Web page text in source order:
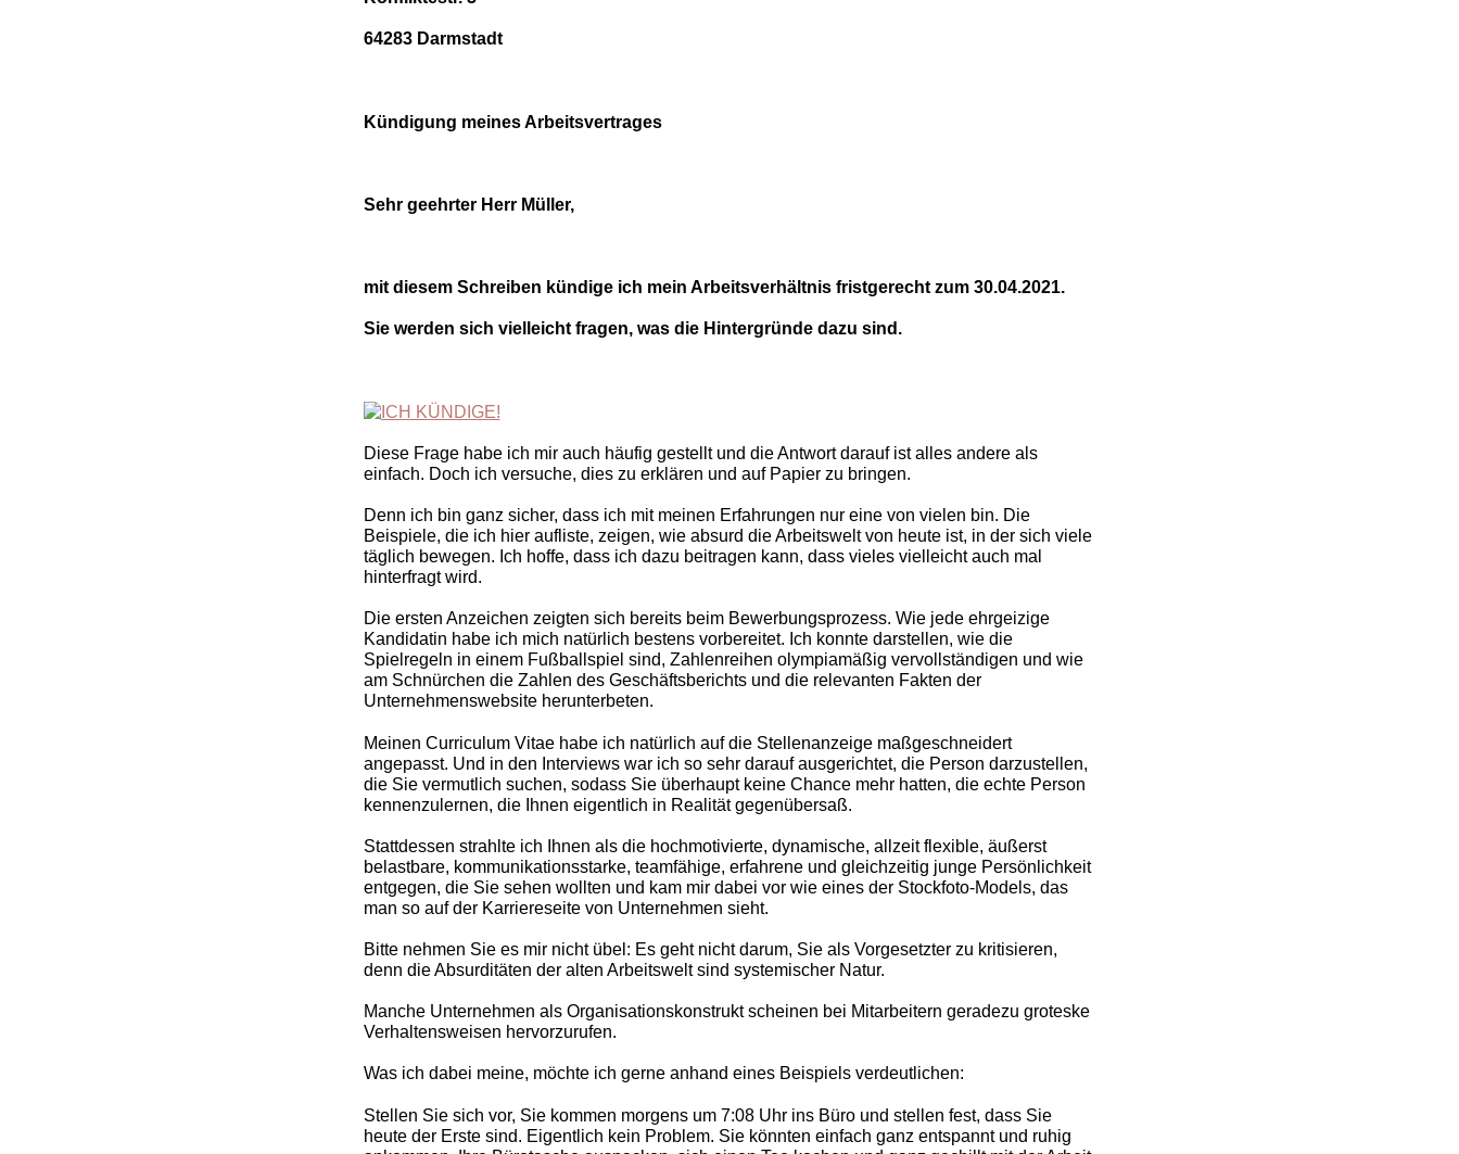
64283 Darmstadt
Kündigung meines Arbeitsvertrages
Sehr geehrter Herr Müller,
mit diesem Schreiben kündige ich mein Arbeitsverhältnis fristgerecht zum 30.04.2021.
Sie werden sich vielleicht fragen, was die Hintergründe dazu sind.
Diese Frage habe ich mir auch häufig gestellt und die Antwort darauf ist alles andere als
einfach. Doch ich versuche, dies zu erklären und auf Papier zu bringen.
Denn ich bin ganz sicher, dass ich mit meinen Erfahrungen nur eine von vielen bin. Die
Beispiele, die ich hier aufliste, zeigen, wie absurd die Arbeitswelt von heute ist, in der sich viele
täglich bewegen. Ich hoffe, dass ich dazu beitragen kann, dass vieles vielleicht auch mal
hinterfragt wird.
Die ersten Anzeichen zeigten sich bereits beim Bewerbungsprozess. Wie jede ehrgeizige
Kandidatin habe ich mich natürlich bestens vorbereitet. Ich konnte darstellen, wie die
Spielregeln in einem Fußballspiel sind, Zahlenreihen olympiamäßig vervollständigen und wie
am Schnürchen die Zahlen des Geschäftsberichts und die relevanten Fakten der
Unternehmenswebsite herunterbeten.
Meinen Curriculum Vitae habe ich natürlich auf die Stellenanzeige maßgeschneidert
angepasst. Und in den Interviews war ich so sehr darauf ausgerichtet, die Person darzustellen,
die Sie vermutlich suchen, sodass Sie überhaupt keine Chance mehr hatten, die echte Person
kennenzulernen, die Ihnen eigentlich in Realität gegenübersaß.
Stattdessen strahlte ich Ihnen als die hochmotivierte, dynamische, allzeit flexible, äußerst
belastbare, kommunikationsstarke, teamfähige, erfahrene und gleichzeitig junge Persönlichkeit
entgegen, die Sie sehen wollten und kam mir dabei vor wie eines der Stockfoto-Models, das
man so auf der Karriereseite von Unternehmen sieht.
Bitte nehmen Sie es mir nicht übel: Es geht nicht darum, Sie als Vorgesetzter zu kritisieren,
denn die Absurditäten der alten Arbeitswelt sind systemischer Natur.
Manche Unternehmen als Organisationskonstrukt scheinen bei Mitarbeitern geradezu groteske
Verhaltensweisen hervorzurufen.
Was ich dabei meine, möchte ich gerne anhand eines Beispiels verdeutlichen:
Stellen Sie sich vor, Sie kommen morgens um 7:08 Uhr ins Büro und stellen fest, dass Sie
heute der Erste sind. Eigentlich kein Problem. Sie könnten einfach ganz entspannt und ruhig